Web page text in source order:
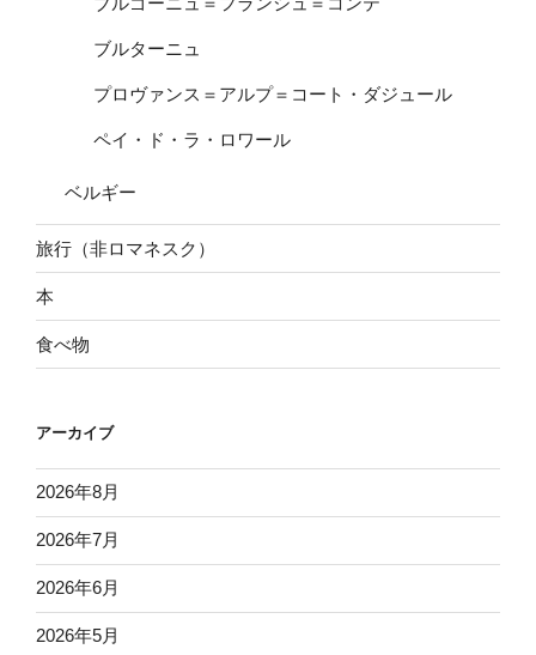
ブルターニュ
プロヴァンス＝アルプ＝コート・ダジュール
ペイ・ド・ラ・ロワール
ベルギー
旅行（非ロマネスク）
本
食べ物
アーカイブ
2026年8月
2026年7月
2026年6月
2026年5月